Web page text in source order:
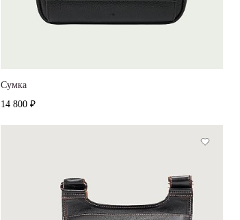
Сумка
14 800 ₽